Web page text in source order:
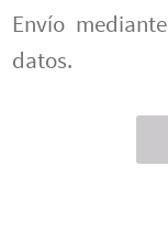
Envío mediante
datos.